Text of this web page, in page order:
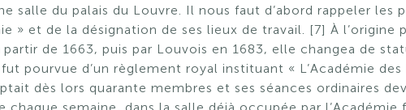
salle du palais du Louvre. Il nous faut d’abord rappeler les
» et de la désignation de ses lieux de travail. [7] À l’origine
de 1663, puis par Louvois en 1683, elle changea de
pourvue d’un règlement royal instituant « L’Académie
dès lors quarante membres et ses séances ordinaires